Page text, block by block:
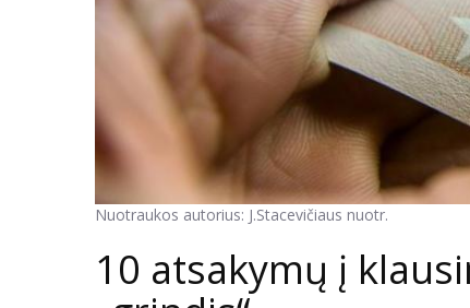
Nuotraukos autorius: J.Stacevičiaus nuotr.
10 atsakymų į